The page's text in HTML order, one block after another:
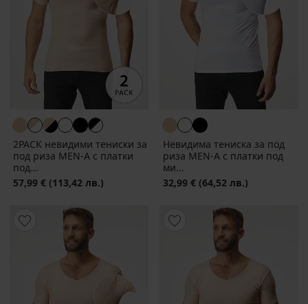
2PACK невидими тениски за
под риза MEN-A с платки
под...
57,99 € (113,42 лв.)
Невидима тениска за под
риза MEN-A с платки под
ми...
32,99 € (64,52 лв.)